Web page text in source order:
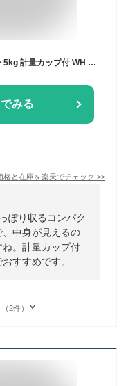
タワー tower 密閉 シンク下米びつ タワー 5kg 計量カップ付 WH 山崎実業 3377 tower 米びつ おしゃれ 5kg 冷蔵庫 スリム 米 保存容器 密閉 計量カップ シンク下 米櫃 5キロ ライスストッカー ペットフード キッチン収
みる
格と在庫を楽天でチェック >>
ぽり収るコンパク
、中身が見えるの
。計量カップ付
すすめです。
2件）